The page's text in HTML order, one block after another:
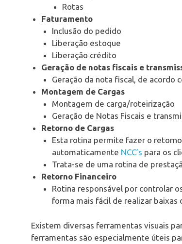
Rotas
Faturamento
Inclusão do pedido
Liberação estoque
Liberação crédito
Geração de notas fiscais e
Geração da nota fiscal, de acordo
Montagem de Cargas
Montagem de carga/roteirização
Geração de Notas Fiscais e
Retorno de Cargas
Esta rotina permite fazer o
automaticamente NCC’s para os
Trata-se de uma rotina de
Retorno Financeiro
Rotina responsável por controlar
forma mais fácil de realizar baixas
Existem diversas ferramentas visuais
ferramentas são especialmente úteis